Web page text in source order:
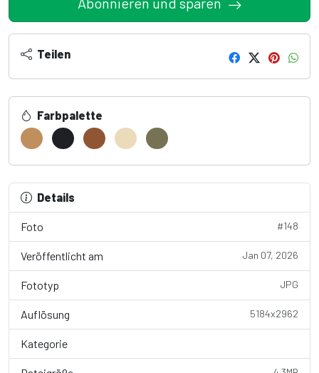
Teilen
Farbpalette
Details
Foto #148
Veröffentlicht am Jan 07, 2026
Fototyp JPG
Auflösung 5184x2962
Kategorie